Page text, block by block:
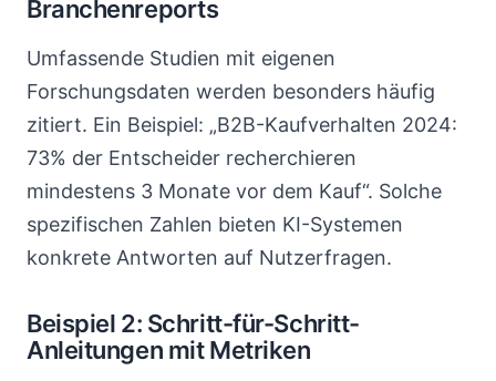
Branchenreports
Umfassende Studien mit eigenen
Forschungsdaten werden besonders häufig
zitiert. Ein Beispiel: „B2B-Kaufverhalten 2024:
73% der Entscheider recherchieren
mindestens 3 Monate vor dem Kauf“. Solche
spezifischen Zahlen bieten KI-Systemen
konkrete Antworten auf Nutzerfragen.
Beispiel 2: Schritt-für-Schritt-
Anleitungen mit Metriken